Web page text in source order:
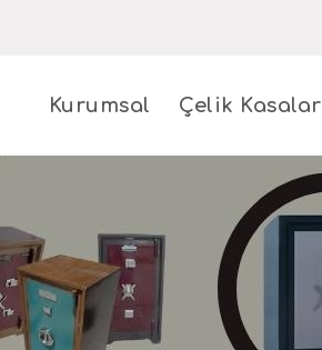
Kurumsal Çelik Kasalar